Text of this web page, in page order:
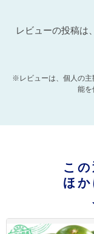
レビューの投稿は
※レビューは、個人の主
能を
こ
ほ